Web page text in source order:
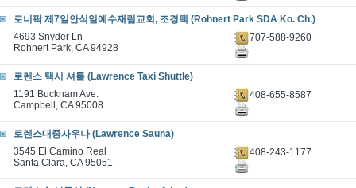
로너팍 제7일안식일예수재림교회, 조경택 (Rohnert Park SDA Ko. Ch.)
4693 Snyder Ln
Rohnert Park, CA 94928
707-588-9260
로렌스 택시 셔틀 (Lawrence Taxi Shuttle)
1191 Bucknam Ave.
Campbell, CA 95008
408-655-8587
로렌스대중사우나 (Lawrence Sauna)
3545 El Camino Real
Santa Clara, CA 95051
408-243-1177